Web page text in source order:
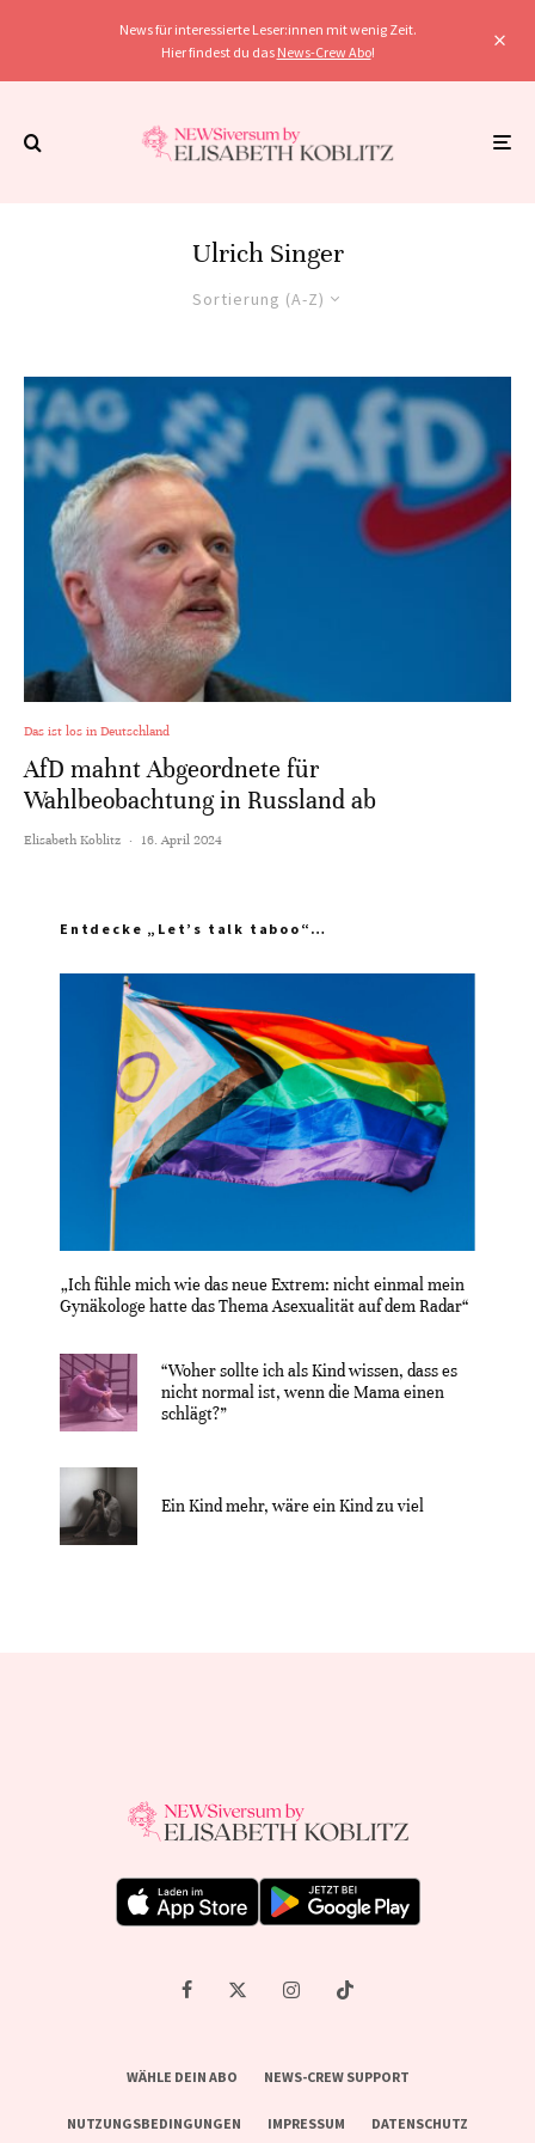
News für interessierte Leser:innen mit wenig Zeit.
Hier findest du das News-Crew Abo!
Ulrich Singer
Sortierung (A-Z)
Das ist los in Deutschland
AfD mahnt Abgeordnete für
Wahlbeobachtung in Russland ab
Elisabeth Koblitz · 16. April 2024
Entdecke „Let’s talk taboo“…
„Ich fühle mich wie das neue Extrem: nicht einmal mein
Gynäkologe hatte das Thema Asexualität auf dem Radar“
“Woher sollte ich als Kind wissen, dass es
nicht normal ist, wenn die Mama einen
schlägt?”
Ein Kind mehr, wäre ein Kind zu viel
WÄHLE DEIN ABO NEWS-CREW SUPPORT
NUTZUNGSBEDINGUNGEN IMPRESSUM DATENSCHUTZ